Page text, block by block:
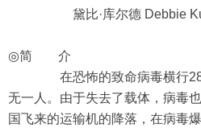
黛比·库尔德 Debbie
◎简 介
在恐怖的致命病毒横行28
无一人。由于失去了载体，病毒
国飞来的运输机的降落，在病毒